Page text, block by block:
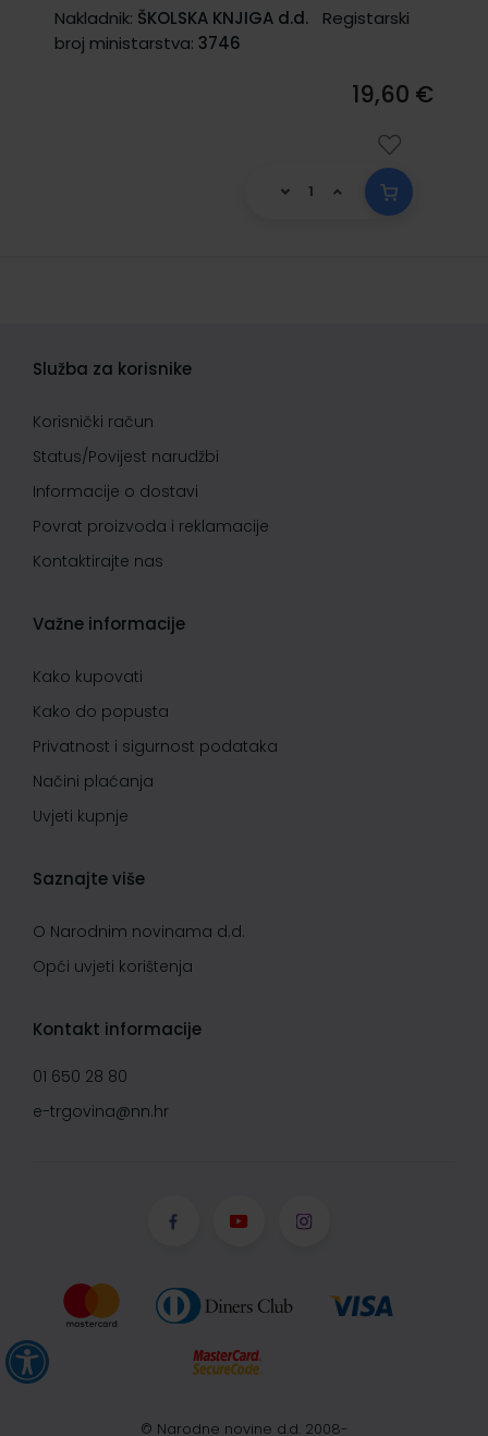
Nakladnik: ŠKOLSKA KNJIGA d.d.
Registarski
broj ministarstva: 3746
19,60 €
Služba za korisnike
Korisnički račun
Status/Povijest narudžbi
Informacije o dostavi
Povrat proizvoda i reklamacije
Kontaktirajte nas
Važne informacije
Kako kupovati
Kako do popusta
Privatnost i sigurnost podataka
Načini plaćanja
Uvjeti kupnje
Saznajte više
O Narodnim novinama d.d.
Opći uvjeti korištenja
Kontakt informacije
01 650 28 80
e-trgovina@nn.hr
© Narodne novine d.d. 2008-